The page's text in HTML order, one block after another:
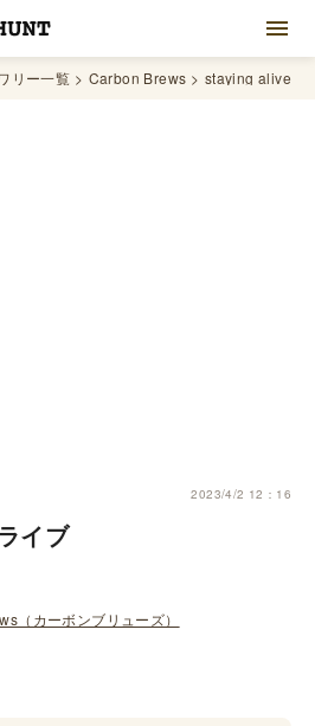
リー一覧 Carbon Brews staying alive
2023/4/2 12：16
イブ
（カーボンブリューズ）